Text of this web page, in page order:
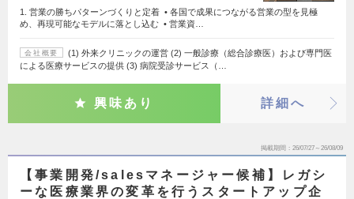
1. 営業の勝ちパターンづくりと定着 • 各国で成果につながる営業の型を見極
め、再現可能なモデルに落とし込む • 営業資…
会社概要
(1) 外来クリニックの運営 (2) 一般診療（総合診療医）および専門医
による医療サービスの提供 (3) 病院受診サービス（…
興味あり 詳細へ
掲載期間 26/07/27～26/08/09
【事業開発/salesマネージャー候補】レガシ
ーな医療業界の変革を行うスタートアップ企